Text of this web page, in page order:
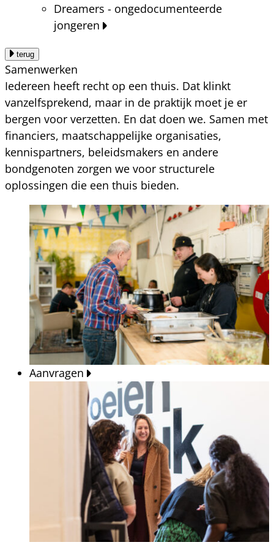
Dreamers - ongedocumenteerde
jongeren
terug
Samenwerken
Iedereen heeft recht op een thuis. Dat klinkt
vanzelfsprekend, maar in de praktijk moet je er
bergen voor verzetten. En dat doen we. Samen met
financiers, maatschappelijke organisaties,
kennispartners, beleidsmakers en andere
bondgenoten zorgen we voor structurele
oplossingen die een thuis bieden.
Aanvragen